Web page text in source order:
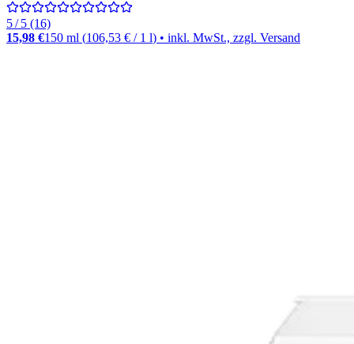
5 / 5 (16)
15,98 €150 ml (106,53 € / 1 l) • inkl. MwSt., zzgl. Versand